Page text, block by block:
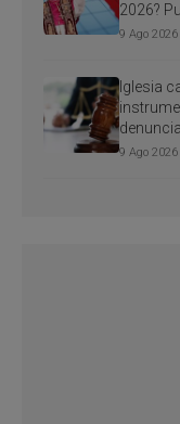
2026?
9 Ago 2026
Iglesia
9 Ago 2026